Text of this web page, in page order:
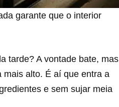
garante que o interior
tarde? A vontade bate, mas
mais alto. É aí que entra a
e sem sujar meia